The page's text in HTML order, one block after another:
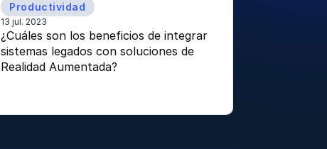
Productividad
13 jul. 2023
¿Cuáles son los beneficios de integrar
sistemas legados con soluciones de
Realidad Aumentada?